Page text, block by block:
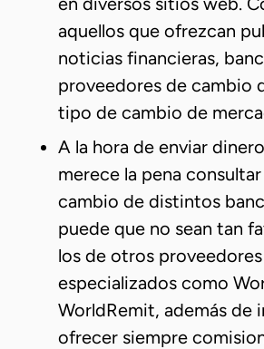
aquellos que ofrezcan
noticias financieras,
proveedores de cambio
tipo de cambio de
A la hora de enviar
merece la pena
cambio de distintos
puede que no sean tan
los de otros proveedores
especializados como
WorldRemit, además de
ofrecer siempre